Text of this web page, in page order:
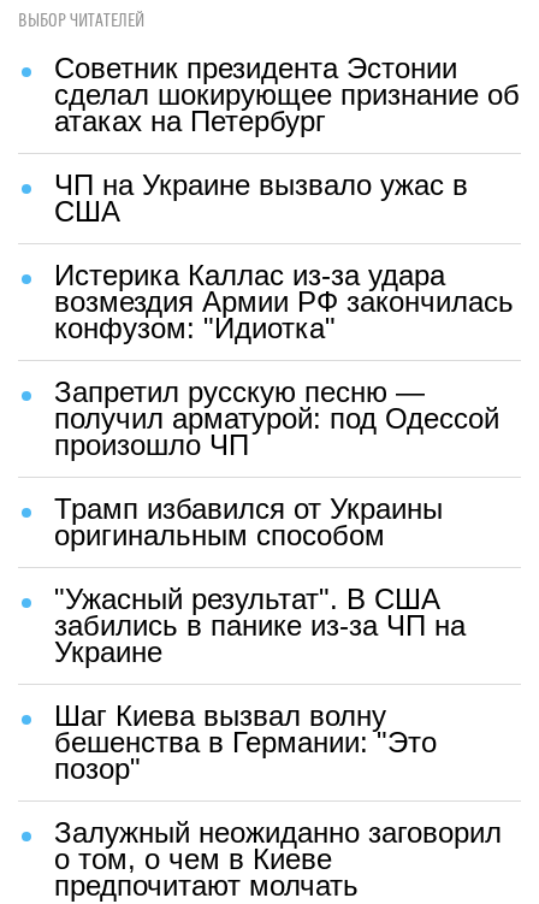
ВЫБОР ЧИТАТЕЛЕЙ
Советник президента Эстонии
сделал шокирующее признание об
атаках на Петербург
ЧП на Украине вызвало ужас в
США
Истерика Каллас из-за удара
возмездия Армии РФ закончилась
конфузом: "Идиотка"
Запретил русскую песню —
получил арматурой: под Одессой
произошло ЧП
Трамп избавился от Украины
оригинальным способом
"Ужасный результат". В США
забились в панике из-за ЧП на
Украине
Шаг Киева вызвал волну
бешенства в Германии: "Это
позор"
Залужный неожиданно заговорил
о том, о чем в Киеве
предпочитают молчать